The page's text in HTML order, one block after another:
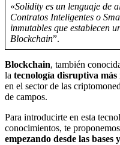
«Solidity es un lenguaje de
Contratos Inteligentes o
inmutables que establecen
Blockchain”.
Blockchain, también
la tecnología disruptiva más
en el sector de las
de campos.
Para introducirte en esta
conocimientos, te
empezando desde las